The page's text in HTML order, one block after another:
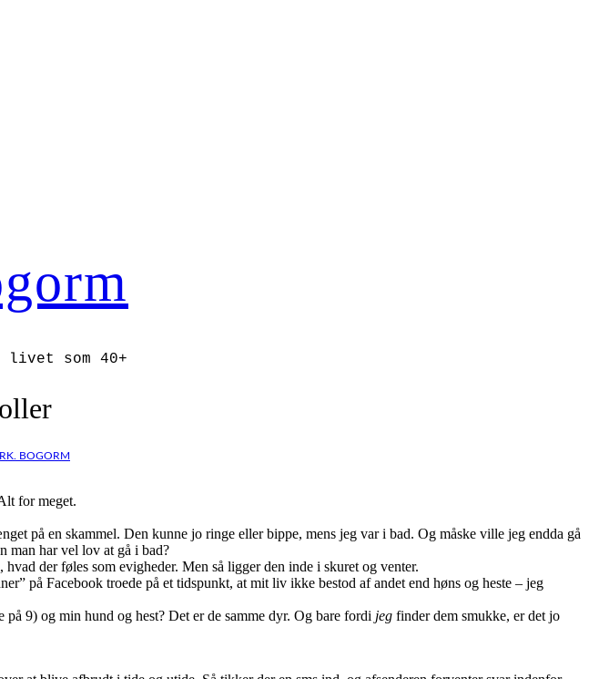
livet som 40+
BOGORM
for meget.
på en skammel. Den kunne jo ringe eller bippe, mens jeg var i bad. Og måske ville jeg endda gå
man har vel lov at gå i bad?
der føles som evigheder. Men så ligger den inde i skuret og venter.
på Facebook troede på et tidspunkt, at mit liv ikke bestod af andet end høns og heste – jeg
9) og min hund og hest? Det er de samme dyr. Og bare fordi jeg finder dem smukke, er det jo